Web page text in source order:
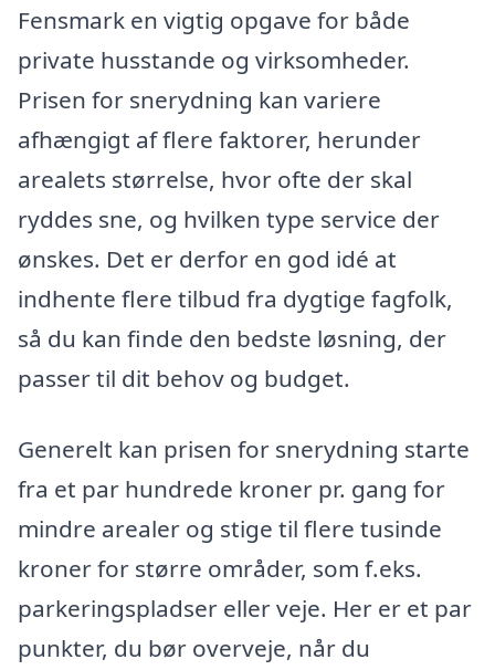
Fensmark en vigtig opgave for både
private husstande og virksomheder.
Prisen for snerydning kan variere
afhængigt af flere faktorer, herunder
arealets størrelse, hvor ofte der skal
ryddes sne, og hvilken type service der
ønskes. Det er derfor en god idé at
indhente flere tilbud fra dygtige fagfolk,
så du kan finde den bedste løsning, der
passer til dit behov og budget.
Generelt kan prisen for snerydning starte
fra et par hundrede kroner pr. gang for
mindre arealer og stige til flere tusinde
kroner for større områder, som f.eks.
parkeringspladser eller veje. Her er et par
punkter, du bør overveje, når du